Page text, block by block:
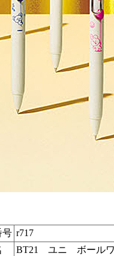
号 r717
BT21 ユニ ボール